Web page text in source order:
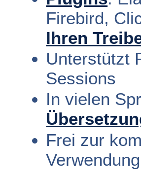
Firebird,
Ihren
Unterstützt
Sessions
In vielen
Frei zur